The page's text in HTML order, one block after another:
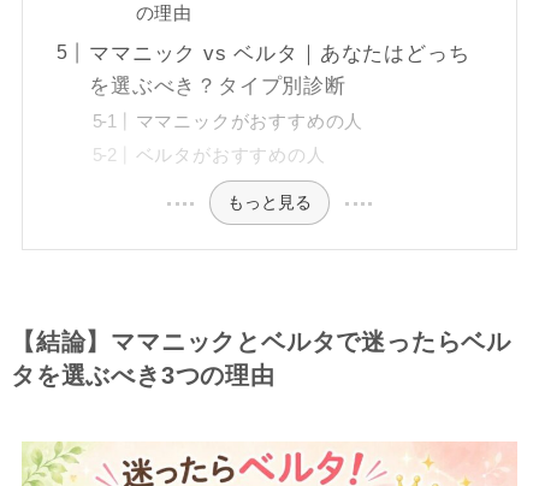
の理由
ママニック vs ベルタ｜あなたはどっち
を選ぶべき？タイプ別診断
ママニックがおすすめの人
ベルタがおすすめの人
もっと見る
【結論】ママニックとベルタで迷ったらベル
タを選ぶべき3つの理由